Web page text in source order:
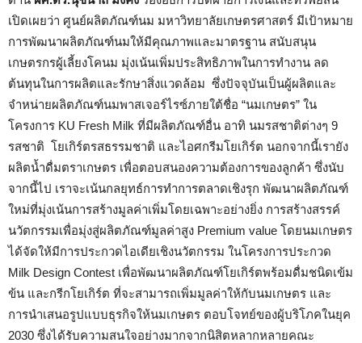
เปิดเผยว่า ศูนย์ผลิตภัณฑ์นม มหาวิทยาลัยเกษตรศาสตร์ มีเป้าหมาย
การพัฒนาผลิตภัณฑ์นมให้มีคุณภาพและมาตรฐาน สนับสนุน
เกษตรกรผู้เลี้ยงโคนม มุ่งเน้นเพิ่มประสิทธิภาพในการทำงาน ลด
ต้นทุนในการผลิตและรักษาสิ่งแวดล้อม ซึ่งปัจจุบันเป็นผู้ผลิตและ
จำหน่ายผลิตภัณฑ์นมพาสเจอร์ไรซ์ภายใต้ชื่อ “นมเกษตร” ใน
โครงการ KU Fresh Milk ที่มีผลิตภัณฑ์อื่น อาทิ นมรสชาติต่างๆ 9
รสชาติ โยเกิร์ตรสธรรมชาติ และไอศกรีมโยเกิร์ต นอกจากนี้เรายัง
ผลิตน้ำดื่มตราเกษตร เพื่อตอบสนองความต้องการของลูกค้า ซึ่งนับ
จากนี้ไป เราจะเน้นกลยุทธ์การทำการตลาดเชิงรุก พัฒนาผลิตภัณฑ์
ใหม่ที่มุ่งเน้นการสร้างมูลค่าเพิ่มโดยเฉพาะอย่างยิ่ง การสร้างสรรค์
นวัตกรรมเพื่อมุ่งสู่ผลิตภัณฑ์มูลค่าสูง Premium value โดยนมเกษตร
ได้จัดให้มีการประกวดไอเดียเชิงนวัตกรรม ในโครงการประกวด
Milk Design Contest เพื่อพัฒนาผลิตภัณฑ์โยเกิร์ตพร้อมดื่มชนิดเข้ม
ข้น และกรีกโยเกิร์ต ที่จะสามารถเพิ่มมูลค่าให้กับนมเกษตร และ
การนำเสนอรูปแบบธุรกิจให้นมเกษตร ตอบโจทย์ของผู้บริโภคในยุค
2030 ซึ่งได้รับความสนใจอย่างมากจากนิสิตหลากหลายคณะ